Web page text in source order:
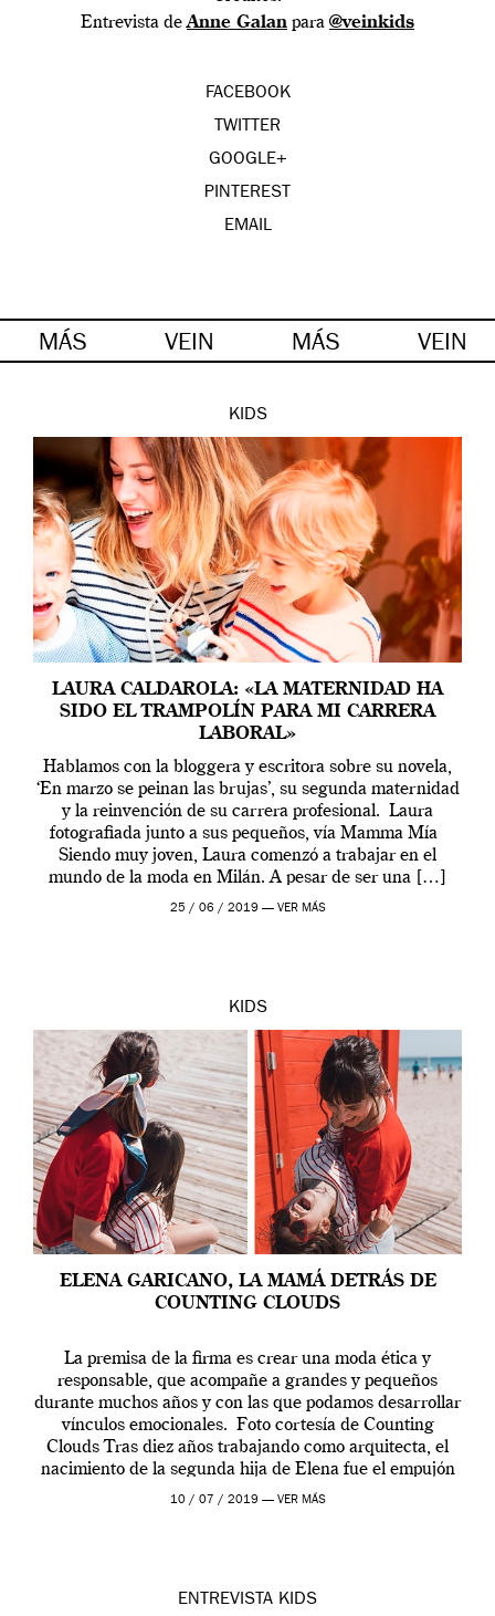
Entrevista deAnne Galan para @veinkids
FACEBOOK
TWITTER
GOOGLE+
PINTEREST
EMAIL
MÁS VEIN MÁS VEIN
KIDS
LAURA CALDAROLA: «LA MATERNIDAD HA
SIDO EL TRAMPOLÍN PARA MI CARRERA
LABORAL»
Hablamos con la bloggera y escritora sobre su novela,
‘En marzo se peinan las brujas’, su segunda maternidad
y la reinvención de su carrera profesional. Laura
fotografiada junto a sus pequeños, vía Mamma Mía
Siendo muy joven, Laura comenzó a trabajar en el
mundo de la moda en Milán. A pesar de ser una […]
25 / 06 / 2019 — VER MÁS
KIDS
ELENA GARICANO, LA MAMÁ DETRÁS DE
COUNTING CLOUDS
La premisa de la firma es crear una moda ética y
responsable, que acompañe a grandes y pequeños
durante muchos años y con las que podamos desarrollar
vínculos emocionales. Foto cortesía de Counting
Clouds Tras diez años trabajando como arquitecta, el
nacimiento de la segunda hija de Elena fue el empujón
que necesitaba para atreverse […]
10 / 07 / 2019 — VER MÁS
ENTREVISTA KIDS